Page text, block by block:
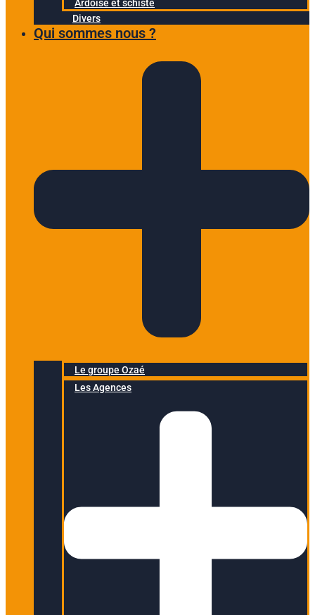
Ardoise et schiste
Divers
Qui sommes nous ?
Le groupe Ozaé
Les Agences